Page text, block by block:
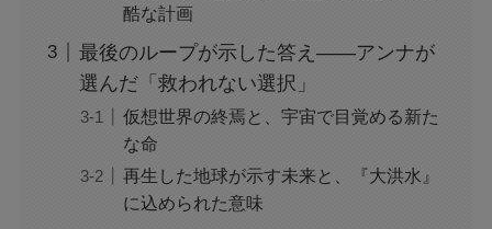
映画『銀行強盗：完全マニュアル』公開中止の
理由は？なぜなのか徹底調査
モンスト抽選会の炎上理由は？謝罪と再実施の
経緯をわかりやすく解説
酷な計画
最後のループが示した答え――アンナが
選んだ「救われない選択」
仮想世界の終焉と、宇宙で目覚める新た
な命
再生した地球が示す未来と、『大洪水』
に込められた意味